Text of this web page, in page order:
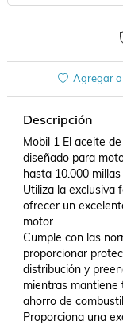
Agregar
Descripción
Mobil 1 El aceite
diseñado para
hasta 10.000
Utiliza la exclusiva
ofrecer un
motor
Cumple con las
proporcionar
distribución y
mientras mantiene
ahorro de
Proporciona una